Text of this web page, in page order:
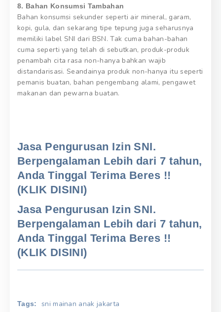
8. Bahan Konsumsi Tambahan
Bahan konsumsi sekunder seperti air mineral, garam,
kopi, gula, dan sekarang tipe tepung juga seharusnya
memiliki label SNI dari BSN. Tak cuma bahan-bahan
cuma seperti yang telah di sebutkan, produk-produk
penambah cita rasa non-hanya bahkan wajib
distandarisasi. Seandainya produk non-hanya itu seperti
pemanis buatan, bahan pengembang alami, pengawet
makanan dan pewarna buatan.
Jasa Pengurusan Izin SNI.
Berpengalaman Lebih dari 7 tahun,
Anda Tinggal Terima Beres !!
(KLIK DISINI)
Jasa Pengurusan Izin SNI.
Berpengalaman Lebih dari 7 tahun,
Anda Tinggal Terima Beres !!
(KLIK DISINI)
Tags: sni mainan anak jakarta